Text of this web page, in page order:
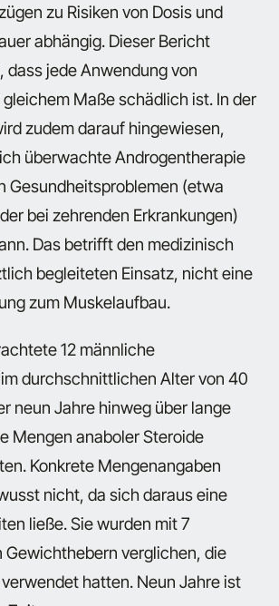
zu Risiken von Dosis und
abhängig. Dieser Bericht
dass jede Anwendung von
Maße schädlich ist. In der
zudem darauf hingewiesen,
überwachte Androgentherapie
Gesundheitsproblemen (etwa
bei zehrenden Erkrankungen)
Das betrifft den medizinisch
begleiteten Einsatz, nicht eine
zum Muskelaufbau.
12 männliche
durchschnittlichen Alter von 40
neun Jahre hinweg über lange
Mengen anaboler Steroide
Konkrete Mengenangaben
nicht, da sich daraus eine
ließe. Sie wurden mit 7
Gewichthebern verglichen, die
hatten. Neun Jahre ist